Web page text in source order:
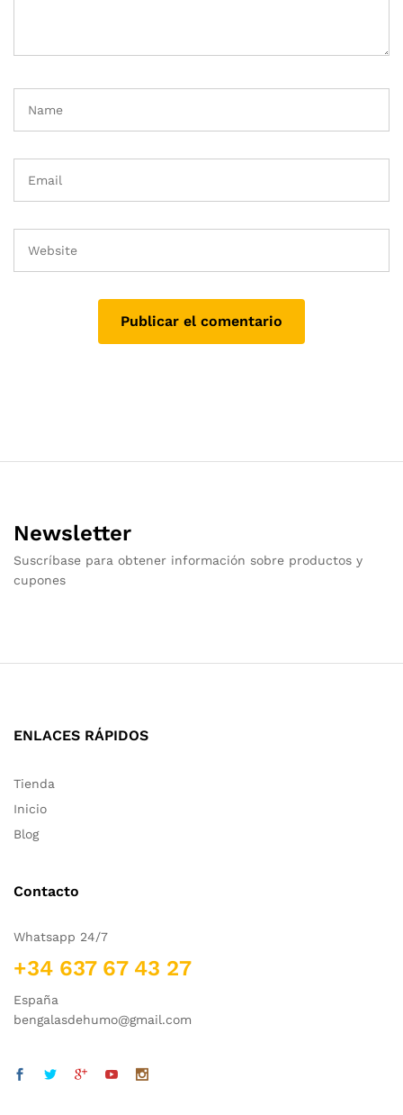
Newsletter
Suscríbase para obtener información sobre productos y
cupones
ENLACES RÁPIDOS
Tienda
Inicio
Blog
Contacto
Whatsapp 24/7
+34 637 67 43 27
España
bengalasdehumo@gmail.com